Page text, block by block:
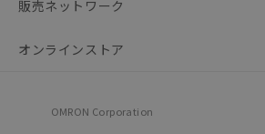
販売ネットワーク
オンラインストア
OMRON Corporation